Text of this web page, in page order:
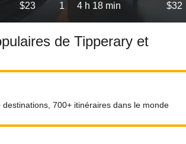
$23 1 4 h 18 min $32
de Tipperary et
700+ itinéraires dans le monde